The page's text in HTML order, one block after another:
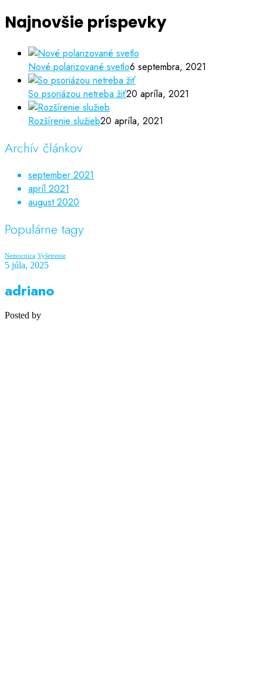
Najnovšie príspevky
Nové polarizované svetlo6 septembra, 2021
So psoriázou netreba žiť20 apríla, 2021
Rozšírenie služieb20 apríla, 2021
Archív článkov
september 2021
apríl 2021
august 2020
Populárne tagy
Nemocnica Vyšetrenie
5 júla, 2025
adriano
Posted by